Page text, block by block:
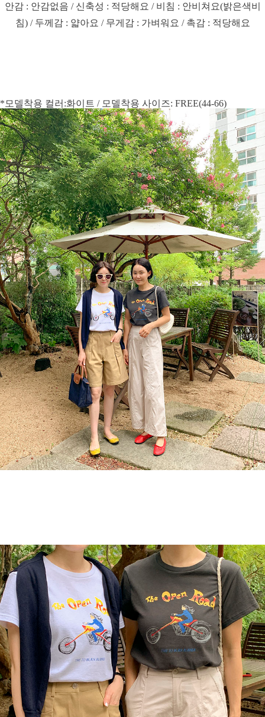
안감 : 안감없음 / 신축성 : 적당해요 / 비침 : 안비쳐요(밝은색비
침) / 두께감 : 얇아요 / 무게감 : 가벼워요 / 촉감 : 적당해요
*모델착용 컬러:화이트 / 모델착용 사이즈: FREE(44-66)